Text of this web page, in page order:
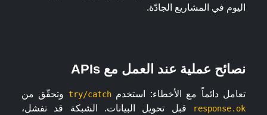
اليوم في المشاريع الجادّة.
نصائح عملية عند العمل مع APIs
تعامل دائماً مع الأخطاء: استخدمtry/catch وتحقّق من
response.ok
قبل تحويل البيانات. الشبكة قد تفشل،